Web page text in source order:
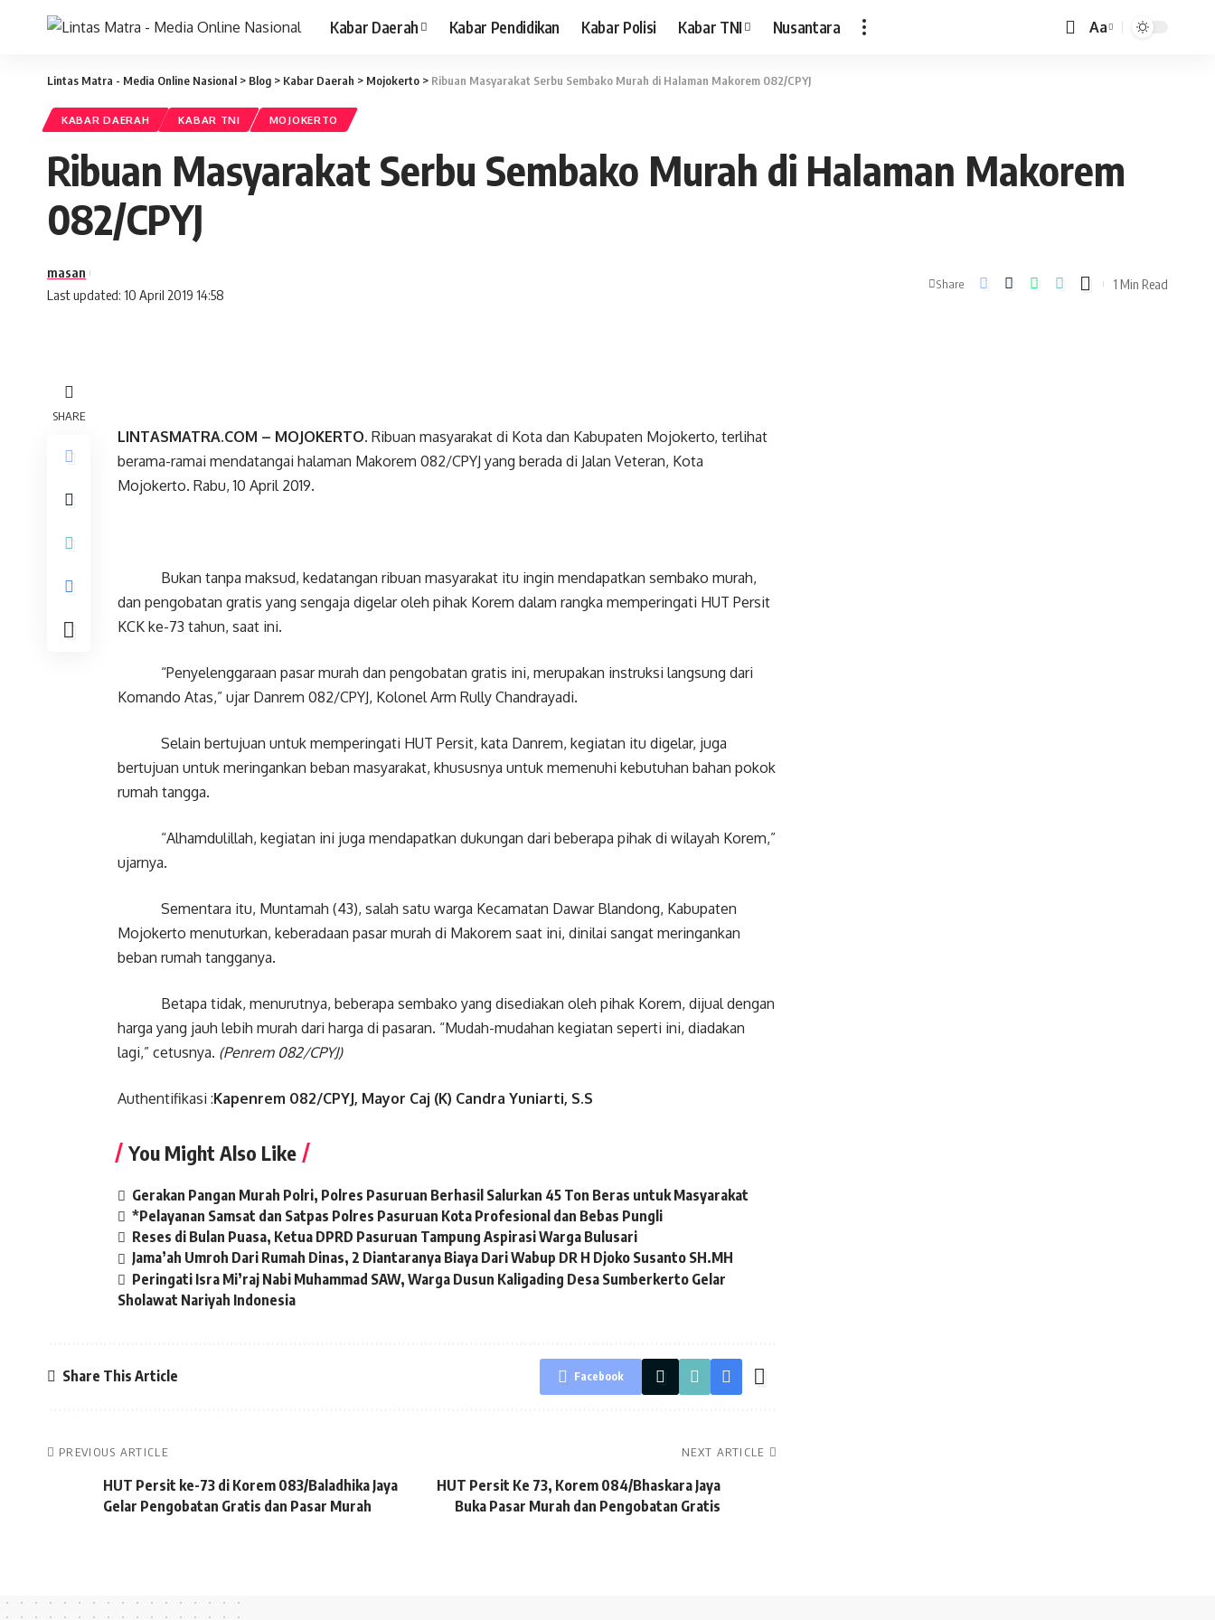
Kabar Daerah Kabar Pendidikan Kabar Polisi Kabar TNI Nusantara
Font
Aa
Lintas Matra - Media Online Nasional > Blog > Kabar Daerah > Mojokerto > Ribuan Masyarakat Serbu Sembako Murah di Halaman Makorem 082/CPYJ
KABAR DAERAH KABAR TNI MOJOKERTO
Ribuan Masyarakat Serbu Sembako Murah di Halaman Makorem
082/CPYJ
Last updated: 10 April 2019 14:58
masan
Share 1 Min Read
SHARE
LINTASMATRA.COM – MOJOKERTO. Ribuan masyarakat di Kota dan Kabupaten Mojokerto, terlihat
berama-ramai mendatangai halaman Makorem 082/CPYJ yang berada di Jalan Veteran, Kota
Mojokerto. Rabu, 10 April 2019.
Bukan tanpa maksud, kedatangan ribuan masyarakat itu ingin mendapatkan sembako murah,
dan pengobatan gratis yang sengaja digelar oleh pihak Korem dalam rangka memperingati HUT Persit
KCK ke-73 tahun, saat ini.
“Penyelenggaraan pasar murah dan pengobatan gratis ini, merupakan instruksi langsung dari
Komando Atas,” ujar Danrem 082/CPYJ, Kolonel Arm Rully Chandrayadi.
Selain bertujuan untuk memperingati HUT Persit, kata Danrem, kegiatan itu digelar, juga
bertujuan untuk meringankan beban masyarakat, khususnya untuk memenuhi kebutuhan bahan pokok
rumah tangga.
“Alhamdulillah, kegiatan ini juga mendapatkan dukungan dari beberapa pihak di wilayah Korem,”
ujarnya.
Sementara itu, Muntamah (43), salah satu warga Kecamatan Dawar Blandong, Kabupaten
Mojokerto menuturkan, keberadaan pasar murah di Makorem saat ini, dinilai sangat meringankan
beban rumah tangganya.
Betapa tidak, menurutnya, beberapa sembako yang disediakan oleh pihak Korem, dijual dengan
harga yang jauh lebih murah dari harga di pasaran. “Mudah-mudahan kegiatan seperti ini, diadakan
lagi,” cetusnya. (Penrem 082/CPYJ)
Authentifikasi :Kapenrem 082/CPYJ, Mayor Caj (K) Candra Yuniarti, S.S
You Might Also Like
Gerakan Pangan Murah Polri, Polres Pasuruan Berhasil Salurkan 45 Ton Beras untuk Masyarakat
*Pelayanan Samsat dan Satpas Polres Pasuruan Kota Profesional dan Bebas Pungli
Reses di Bulan Puasa, Ketua DPRD Pasuruan Tampung Aspirasi Warga Bulusari
Jama’ah Umroh Dari Rumah Dinas, 2 Diantaranya Biaya Dari Wabup DR H Djoko Susanto SH.MH
Peringati Isra Mi’raj Nabi Muhammad SAW, Warga Dusun Kaligading Desa Sumberkerto Gelar
Sholawat Nariyah Indonesia
Share This Article Facebook
PREVIOUS ARTICLE
HUT Persit ke-73 di Korem 083/Baladhika Jaya
Gelar Pengobatan Gratis dan Pasar Murah
NEXT ARTICLE
HUT Persit Ke 73, Korem 084/Bhaskara Jaya
Buka Pasar Murah dan Pengobatan Gratis